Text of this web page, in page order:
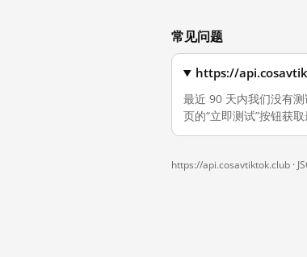
常见问题
https://
最近 90 天内我们没有
页的“立即测试”按钮获取
https://api.cosavtiktok.club ·